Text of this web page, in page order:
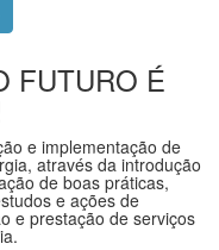
FUTURO É
e implementação de
, através da introdução
de boas práticas,
e ações de
e prestação de serviços